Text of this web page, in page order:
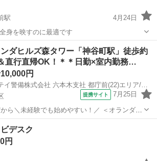
駅
4月24日
身を映すのに最適です
庁前駅 寝具
ダヒルズ森タワー「神谷町駅」徒歩約
直行直帰OK！＊＊日勤×室内勤務…
円
シンテイ警備株式会社 六本木支社 都庁前(22)エリア/A3203200117
提携サイト 7月25日
をお任せ＞ 日勤のみ＆週3日～OKの自由シフ
立もバッチリ！ アクセス抜群で通勤も楽チン
備員
デスク
円